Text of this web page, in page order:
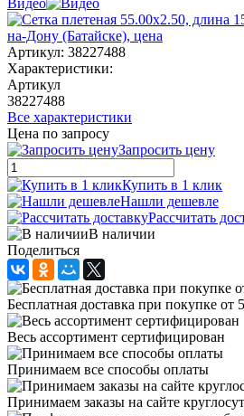
Видео
Артикул: 38227488
Характеристики:
Артикул
38227488
Все характеристики
Цена по запросу
Запросить цену
Купить в 1 клик
Нашли дешевле
Рассчитать
В наличии
Поделиться
Бесплатная доставка при покупке от
Весь ассортимент сертифицирован
Принимаем все способы оплаты
Принимаем заказы на сайте